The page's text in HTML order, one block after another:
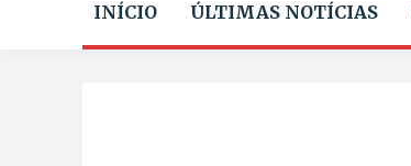
INÍCIO ÚLTIMAS NOTÍCIAS